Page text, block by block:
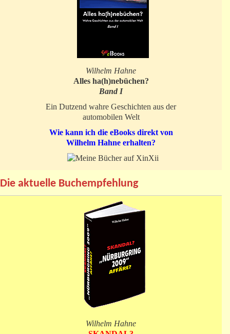
Wilhelm Hahne
Alles ha(h)nebüchen?
Band I
Ein Dutzend wahre Geschichten aus der
automobilen Welt
Wie kann ich die eBooks direkt von
Wilhelm Hahne erhalten?
Die aktuelle Buchempfehlung
Wilhelm Hahne